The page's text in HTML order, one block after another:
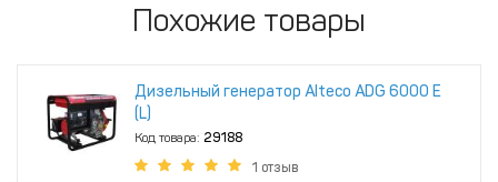
Похожие товары
Дизельный генератор Alteco ADG 6000 Е
(L)
Код товара: 29188
1 отзыв